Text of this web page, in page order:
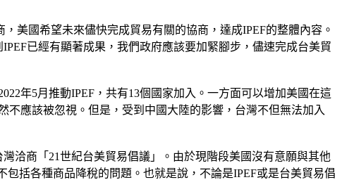
美國希望未來儘快完成貿易有關的協商，達成IPEF的整體內容。
已經有顯著成果，我們政府應該要加緊腳步，儘速完成台美貿
年5月推動IPEF，共有13個國家加入。一方面可以增加美國在這
應該被忽視。但是，受到中國大陸的影響，台灣不但無法加入
洽商「21世紀台美貿易倡議」。由於現階段美國沒有意願與其他
括各種商品降稅的問題。也就是說，不論是IPEF或是台美貿易倡